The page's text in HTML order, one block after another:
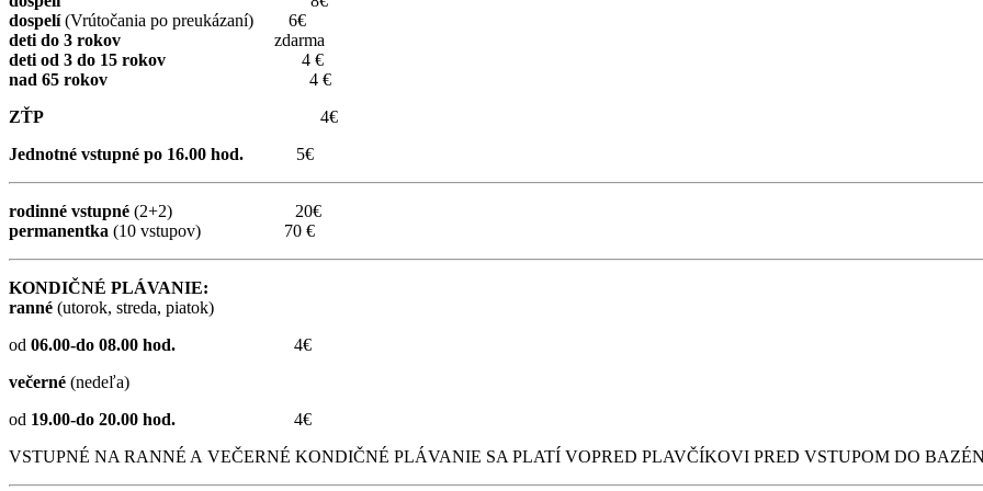
dospelí(Vrútočania po preukázaní) 6€
deti do 3 rokov zdarma
deti od 3 do 15 rokov 4 €
nad 65 rokov 4 €
ZŤP 4€
Jednotné vstupné po 16.00 hod.
5€
rodinné vstupné (2+2) 20€
permanentka (10 vstupov) 70 €
KONDIČNÉ PLÁVANIE:
ranné (utorok, streda, piatok)
od 06.00-do 08.00 hod. 4€
večerné (nedeľa)
od 19.00-do 20.00 hod. 4€
VSTUPNÉ NA RANNÉ A VEČERNÉ KONDIČNÉ PLÁVANIE SA PLATÍ VOPRED PLAVČÍKOVI PRED VSTUPOM DO